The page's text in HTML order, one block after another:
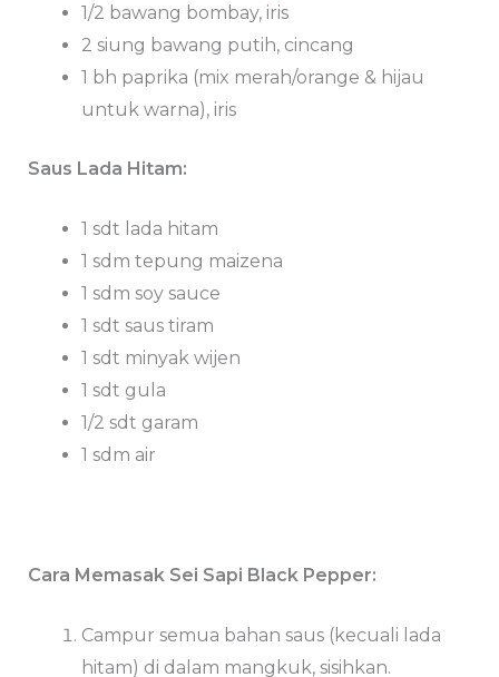
1/2 bawang bombay, iris
2 siung bawang putih, cincang
1 bh paprika (mix merah/orange & hijau
untuk warna), iris
Saus Lada Hitam:
1 sdt lada hitam
1 sdm tepung maizena
1 sdm soy sauce
1 sdt saus tiram
1 sdt minyak wijen
1 sdt gula
1/2 sdt garam
1 sdm air
Cara Memasak Sei Sapi Black Pepper:
Campur semua bahan saus (kecuali lada
hitam) di dalam mangkuk, sisihkan.